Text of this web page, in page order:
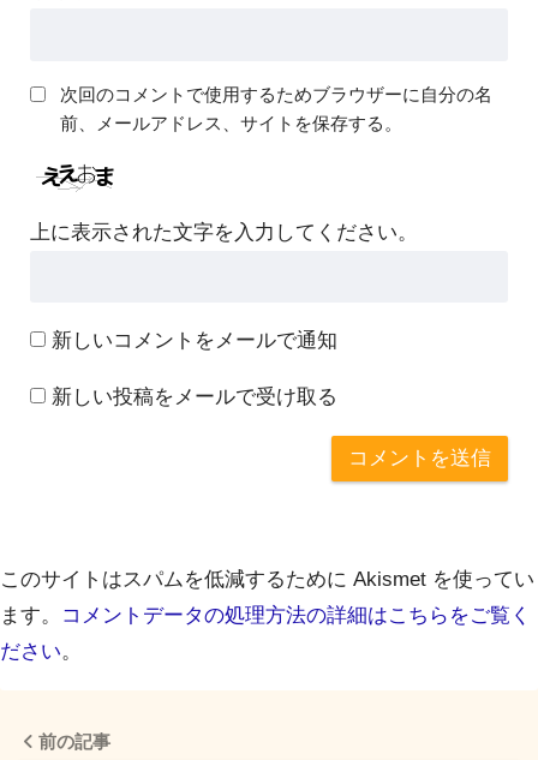
次回のコメントで使用するためブラウザーに自分の名
前、メールアドレス、サイトを保存する。
上に表示された文字を入力してください。
新しいコメントをメールで通知
新しい投稿をメールで受け取る
このサイトはスパムを低減するために Akismet を使ってい
ます。
コメントデータの処理方法の詳細はこちらをご覧く
ださい。
前の記事